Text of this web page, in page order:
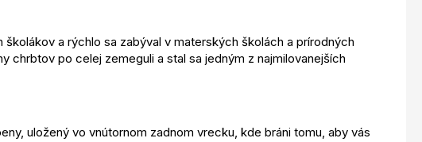
a rýchlo sa zabýval v materských školách a prírodných
chrbtov po celej zemeguli a stal sa jedným z najmilovanejších
uložený vo vnútornom zadnom vrecku, kde bráni tomu, aby vás